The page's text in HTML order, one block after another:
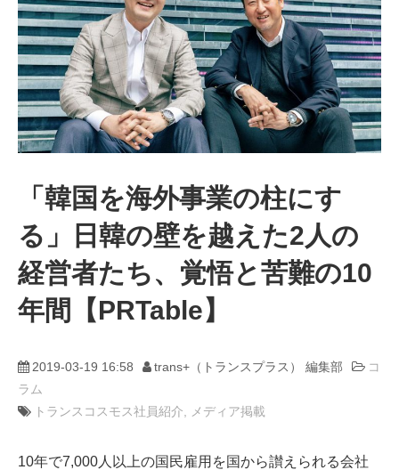
ニュース
コラム
事例
動画
trans-DXプロデューサー
「韓国を海外事業の柱にす
る」日韓の壁を越えた2人の
経営者たち、覚悟と苦難の10
年間【PRTable】
2019-03-19 16:58 trans+（トランスプラス） 編集部
コ
ラム
トランスコスモス社員紹介
メディア掲載
10年で7,000人以上の国民雇用を国から讃えられる会社